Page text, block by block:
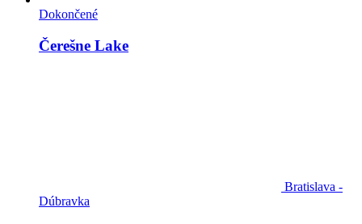
Dokončené
Čerešne Lake
Bratislava -
Dúbravka